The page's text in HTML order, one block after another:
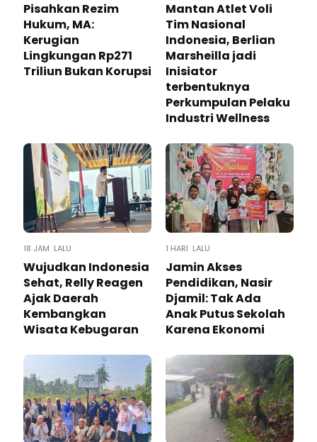
Pisahkan Rezim
Hukum, MA:
Kerugian
Lingkungan Rp271
Triliun Bukan Korupsi
Mantan Atlet Voli
Tim Nasional
Indonesia, Berlian
Marsheilla jadi
Inisiator
terbentuknya
Perkumpulan Pelaku
Industri Wellness
18 JAM LALU
Wujudkan Indonesia
Sehat, Relly Reagen
Ajak Daerah
Kembangkan
Wisata Kebugaran
1 HARI LALU
Jamin Akses
Pendidikan, Nasir
Djamil: Tak Ada
Anak Putus Sekolah
Karena Ekonomi